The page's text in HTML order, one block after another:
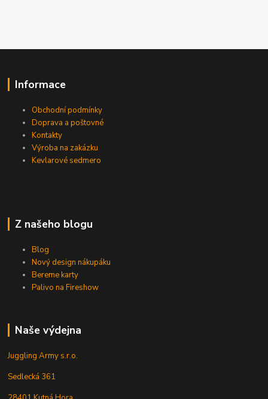
Informace
Obchodní podmínky
Doprava a poštovné
Kontakty
Výroba na zakázku
Kevlarové sedmero
Z našeho blogu
Blog
Nový design nákupáku
Bereme karty
Palivo na Fireshow
Naše výdejna
Juggling Army s.r.o.
Sedlecká 361